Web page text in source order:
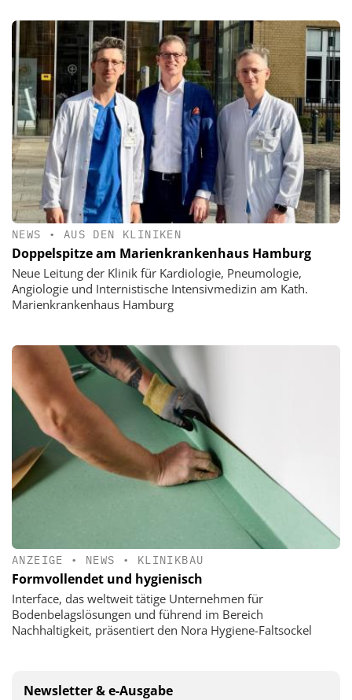
NEWS • AUS DEN KLINIKEN
Doppelspitze am Marienkrankenhaus Hamburg
Neue Leitung der Klinik für Kardiologie, Pneumologie,
Angiologie und Internistische Intensivmedizin am Kath.
Marienkrankenhaus Hamburg
ANZEIGE • NEWS • KLINIKBAU
Formvollendet und hygienisch
Interface, das weltweit tätige Unternehmen für
Bodenbelagslösungen und führend im Bereich
Nachhaltigkeit, präsentiert den Nora Hygiene-Faltsockel
Newsletter & e-Ausgabe